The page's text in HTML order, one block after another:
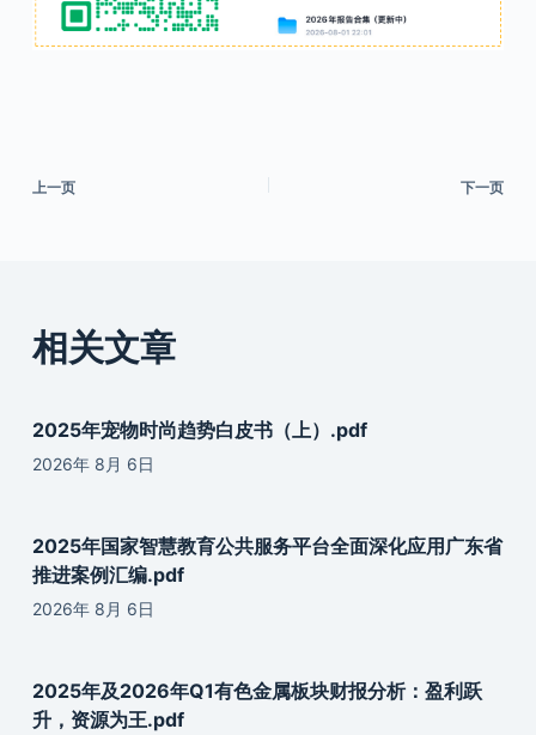
上一页 下一页
相关文章
2025年宠物时尚趋势白皮书（上）.pdf
2026年 8月 6日
2025年国家智慧教育公共服务平台全面深化应用广东省
推进案例汇编.pdf
2026年 8月 6日
2025年及2026年Q1有色金属板块财报分析：盈利跃
升，资源为王.pdf